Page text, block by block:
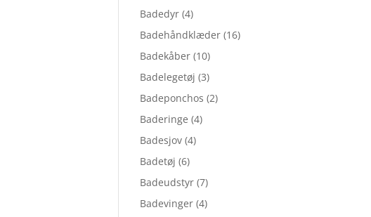
Badedyr (4)
Badehåndklæder (16)
Badekåber (10)
Badelegetøj (3)
Badeponchos (2)
Baderinge (4)
Badesjov (4)
Badetøj (6)
Badeudstyr (7)
Badevinger (4)